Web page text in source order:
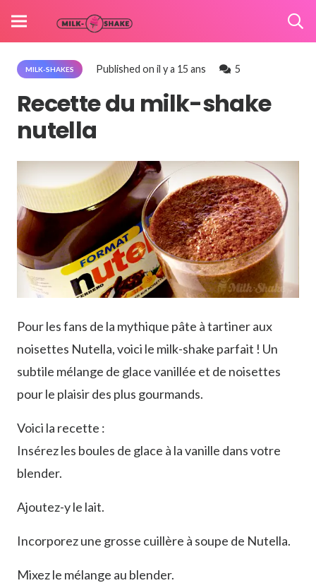
MILK-SHAKES Published onil y a 15 ans 5
Recette du milk-shake
nutella
Pour les fans de la mythique pâte à tartiner aux
noisettes Nutella, voici le milk-shake parfait ! Un
subtile mélange de glace vanillée et de noisettes
pour le plaisir des plus gourmands.
Voici la recette :
Insérez les boules de glace à la vanille dans votre
blender.
Ajoutez-y le lait.
Incorporez une grosse cuillère à soupe de Nutella.
Mixez le mélange au blender.